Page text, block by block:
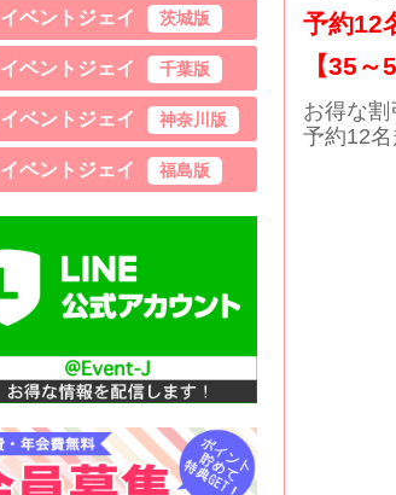
イベントジェイ 茨城版
イベントジェイ 千葉版
イベントジェイ 神奈川版
イベントジェイ 福島版
予約12
【35～
お得な割
予約12